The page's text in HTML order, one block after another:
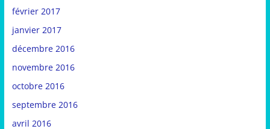
février 2017
janvier 2017
décembre 2016
novembre 2016
octobre 2016
septembre 2016
avril 2016